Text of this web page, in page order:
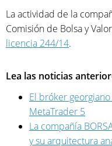
La actividad de la
Comisión de Bolsa y
licencia 244/14.
Lea las noticias
El bróker
MetaTrader 5
La compañía
y su arquitectura